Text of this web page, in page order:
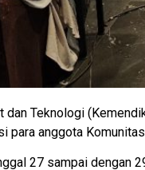
dan Teknologi
para anggota
27 sampai dengan